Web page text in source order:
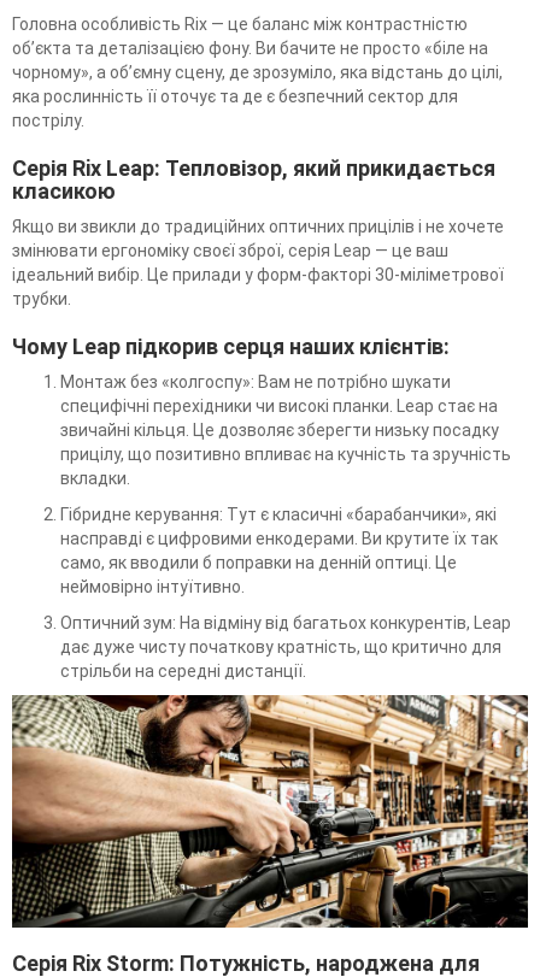
Головна особливість Rix — це баланс між контрастністю
об’єкта та деталізацією фону. Ви бачите не просто «біле на
чорному», а об’ємну сцену, де зрозуміло, яка відстань до цілі,
яка рослинність її оточує та де є безпечний сектор для
пострілу.
Серія Rix Leap: Тепловізор, який прикидається
класикою
Якщо ви звикли до традиційних оптичних прицілів і не хочете
змінювати ергономіку своєї зброї, серія Leap — це ваш
ідеальний вибір. Це прилади у форм-факторі 30-міліметрової
трубки.
Чому Leap підкорив серця наших клієнтів:
Монтаж без «колгоспу»: Вам не потрібно шукати
специфічні перехідники чи високі планки. Leap стає на
звичайні кільця. Це дозволяє зберегти низьку посадку
прицілу, що позитивно впливає на кучність та зручність
вкладки.
Гібридне керування: Тут є класичні «барабанчики», які
насправді є цифровими енкодерами. Ви крутите їх так
само, як вводили б поправки на денній оптиці. Це
неймовірно інтуїтивно.
Оптичний зум: На відміну від багатьох конкурентів, Leap
дає дуже чисту початкову кратність, що критично для
стрільби на середні дистанції.
Серія Rix Storm: Потужність, народжена для